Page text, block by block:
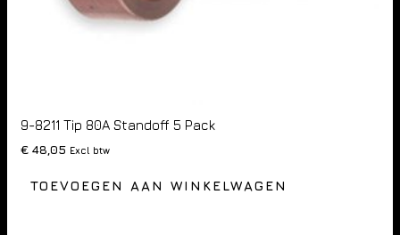
9-8211 Tip 80A Standoff 5 Pack
€ 48,05 Excl btw
TOEVOEGEN AAN WINKELWAGEN